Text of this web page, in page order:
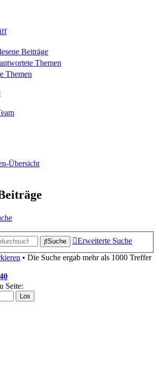
Beiträge
Themen
Themen
Übersicht
Suche
Erweiterte Suche
• Die Suche ergab mehr als 1000 Treffer
40
Seite: